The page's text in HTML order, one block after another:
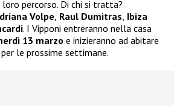
loro percorso. Di chi si tratta?
Volpe Raul Dumitras Ibiza
. I Vipponi entreranno nella casa
13 marzo e inizieranno ad abitare
le prossime settimane.